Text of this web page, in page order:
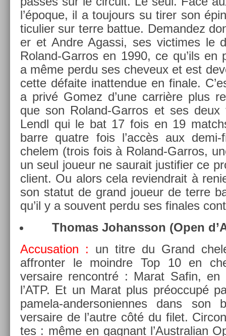
l’époque, il a toujours su tirer son
ticuli­er sur terre bat­tue. De­man­dez
er et Andre Agas­si, ses vic­times le
Roland-Garros en 1990, ce qu’ils en
a même perdu ses cheveux et est
cette défaite in­at­tendue en fin­ale.
a privé Gomez d’une carrière plus
que son Roland-Garros et ses
Lendl qui le bat 17 fois en 19
barre quat­re fois l’accès aux demi-
chelem (trois fois à Roland-Garros,
un seul joueur ne saurait just­ifi­er ce
client. Ou alors cela re­viendrait à
son statut de grand joueur de terre
qu’il y a souvent perdu ses fin­ales
Thomas Johansson (Open
Ac­cusa­tion : un titre du Grand
affront­er le moindre Top 10 en
versaire re­ncontré : Marat Safin, en
l’ATP. Et un Marat plus préoccupé
pamela-andersoniennes dans
versaire de l’autre côté du filet.
tes : même en gag­nant l’Australian